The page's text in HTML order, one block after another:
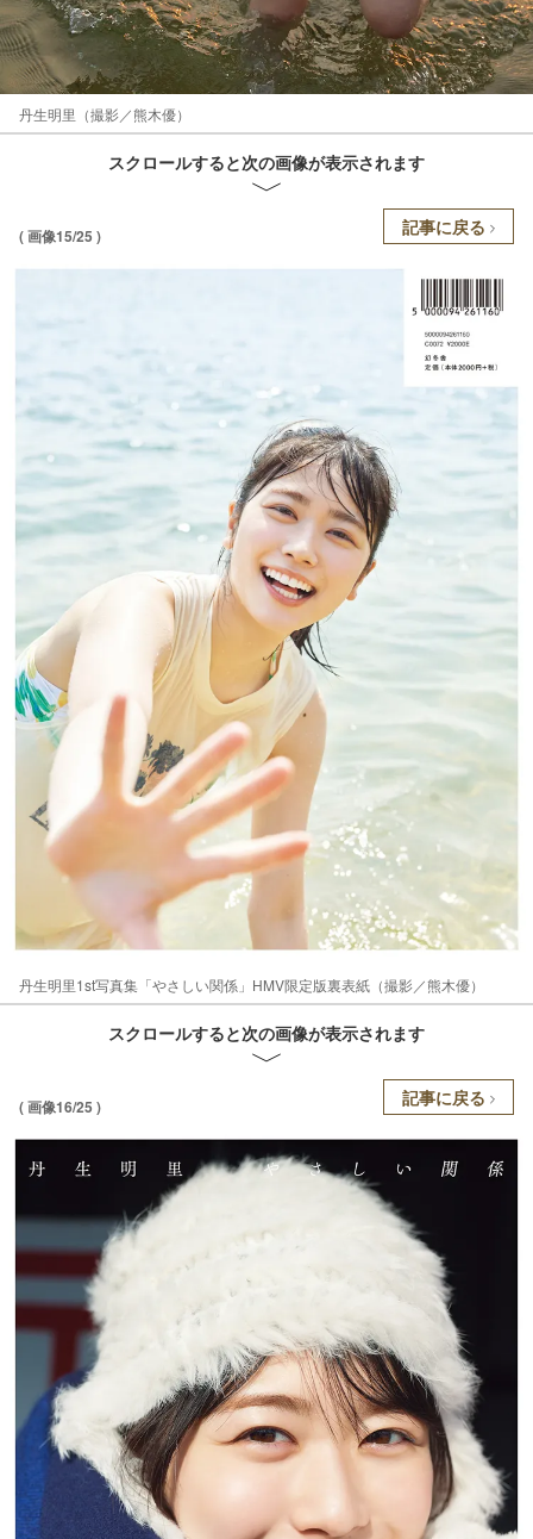
丹生明里（撮影／熊木優）
スクロールすると次の画像が表示されます
( 画像15/25 ) 記事に戻る
丹生明里1st写真集「やさしい関係」HMV限定版裏表紙（撮影／熊木優）
スクロールすると次の画像が表示されます
( 画像16/25 ) 記事に戻る